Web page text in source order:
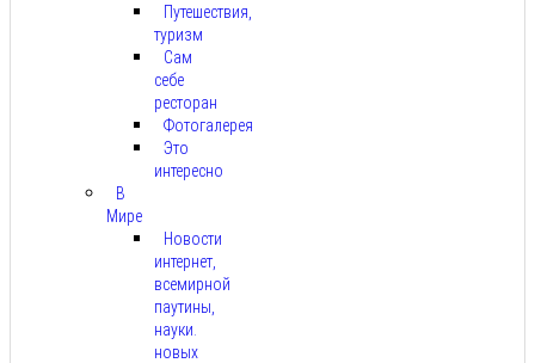
Путешествия,
туризм
Сам
себе
ресторан
Фотогалерея
Это
интересно
В
Мире
Новости
интернет,
всемирной
паутины,
науки.
новых